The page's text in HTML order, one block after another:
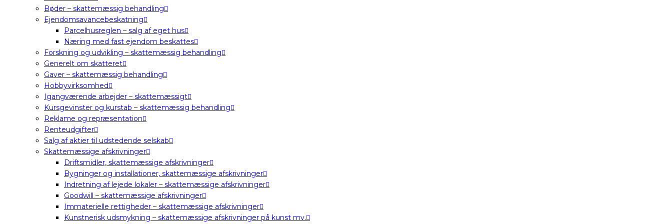
Bøder – skattemæssig behandling
Ejendomsavancebeskatning
Parcelhusreglen – salg af eget hus
Næring med fast ejendom beskattes
Forskning og udvikling – skattemæssig behandling
Generelt om skatteret
Gaver – skattemæssig behandling
Hobbyvirksomhed
Igangværende arbejder – skattemæssigt
Kursgevinster og kurstab – skattemæssig behandling
Reklame og repræsentation
Renteudgifter
Salg af aktier til udstedende selskab
Skattemæssige afskrivninger
Driftsmidler, skattemæssige afskrivninger
Bygninger og installationer, skattemæssige afskrivninger
Indretning af lejede lokaler – skattemæssige afskrivninger
Goodwill – skattemæssige afskrivninger
Immaterielle rettigheder – skattemæssige afskrivninger
Kunstnerisk udsmykning – skattemæssige afskrivninger på kunst mv.